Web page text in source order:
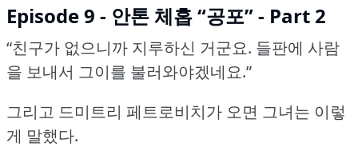
Episode 9 - 안톤 체홉 “공포” - Part 2
“친구가 없으니까 지루하신 거군요. 들판에 사람
을 보내서 그이를 불러와야겠네요.”
그리고 드미트리 페트로비치가 오면 그녀는 이렇
게 말했다.